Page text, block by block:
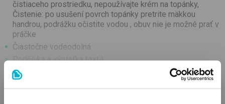
čistiaceho prostriedku, nepoužívajte krém na topánky,
Čistenie: po usušení povrch topánky pretrite mäkkou
handrou, podrážku očistite vodou , obuv nie je možné prať v
práčke
Čiastočne vodeodolná
Podšívka a výsteľka textil
Podrážka ostatný materiál (napr.syntetická koža, plast)